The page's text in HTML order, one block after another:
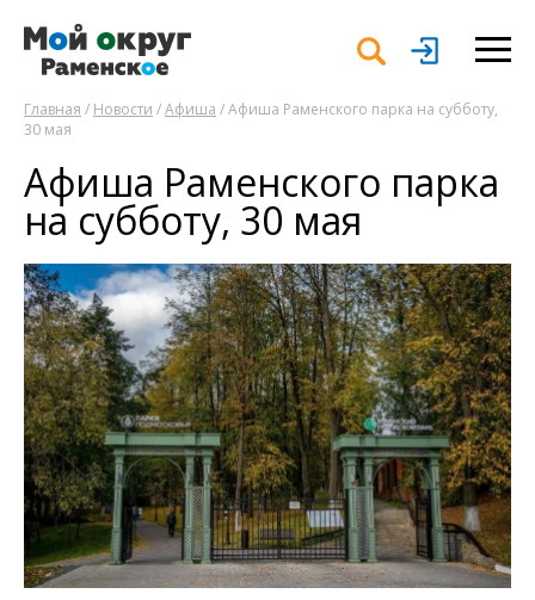
Главная / Новости /Афиша / Афиша Раменского парка на субботу,
30 мая
Афиша Раменского парка
на субботу, 30 мая